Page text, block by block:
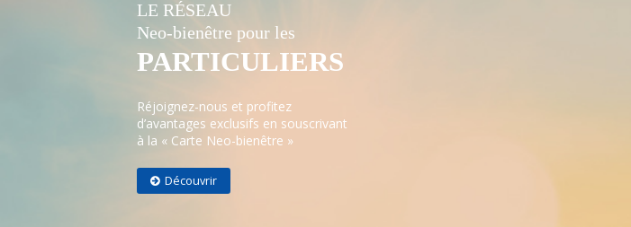
LE RÉSEAU
Neo-bienêtre pour les
PARTICULIERS
Réjoignez-nous et profitez
d’avantages exclusifs en souscrivant
à la « Carte Neo-bienêtre »
Découvrir